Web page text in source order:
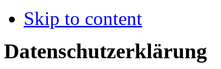
Skip to content
Datenschutzerklärung